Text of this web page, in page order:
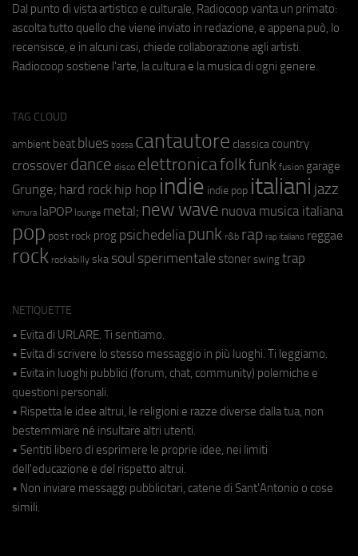
Dal punto di vista artistico e culturale, Radiocoop vanta un primato:
ascolta tutto quello che viene inviato in redazione, e appena può, lo
recensisce, e in alcuni casi, chiede collaborazione agli artisti.
Radiocoop sostiene l'arte, la cultura e la musica di ogni genere.
TAG CLOUD
ambient beat blues bossa cantautore classica country
crossover dance disco elettronicafolkfunk fusion garage
Grunge; hard rock hip hop indie indie pop italiani jazz
kimura laPOP lounge metal; new wave nuova musica italiana
pop post rock prog psichedeliapunk r&b rap rap italiano reggae
rock rockabilly ska soul sperimentale stoner swing trap
NETIQUETTE
• Evita di URLARE. Ti sentiamo.
• Evita di scrivere lo stesso messaggio in più luoghi. Ti leggiamo.
• Evita in luoghi pubblici (forum, chat, community) polemiche e
questioni personali.
• Rispetta le idee altrui, le religioni e razze diverse dalla tua, non
bestemmiare né insultare altri utenti.
• Sentiti libero di esprimere le proprie idee, nei limiti
dell'educazione e del rispetto altrui.
• Non inviare messaggi pubblicitari, catene di Sant'Antonio o cose
simili.